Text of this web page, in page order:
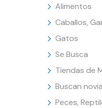
Alimentos
Caballos,
Gatos
Se Busca
Tiendas de
Buscan
Peces,